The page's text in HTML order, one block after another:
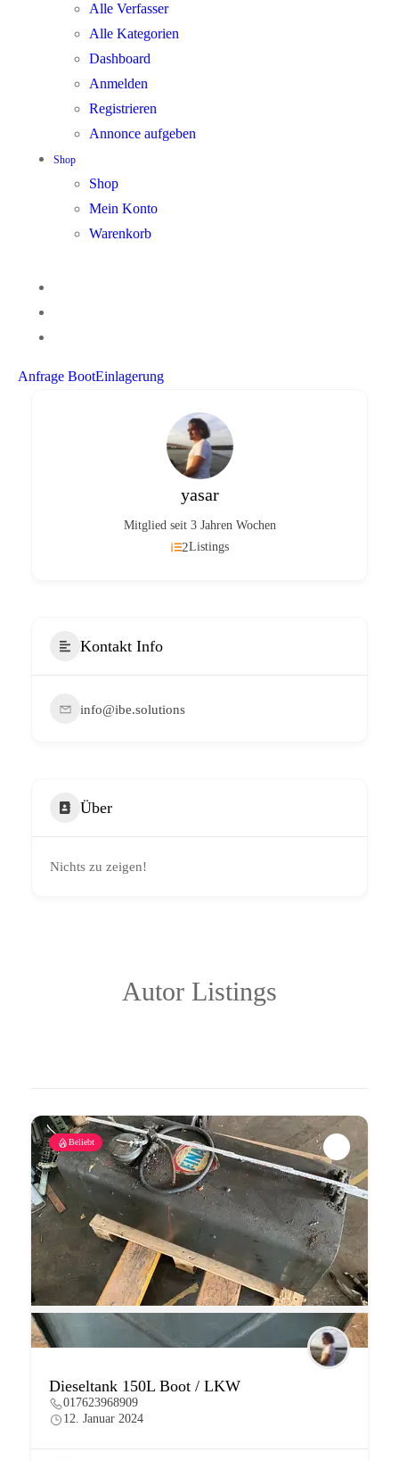
Alle Verfasser
Alle Kategorien
Dashboard
Anmelden
Registrieren
Annonce aufgeben
Shop
Shop
Mein Konto
Warenkorb
Anfrage BootEinlagerung
yasar
Mitglied seit 3 Jahren Wochen
2Listings
Kontakt Info
info@ibe.solutions
Über
Nichts zu zeigen!
Autor Listings
Beliebt
Dieseltank 150L Boot / LKW
017623968909
12. Januar 2024